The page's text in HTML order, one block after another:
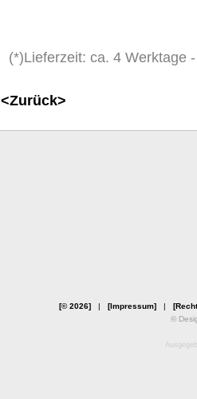
(*)Lieferzeit: ca. 4 Werktage
<Zurück>
[© 2026]| [Impressum]|
©